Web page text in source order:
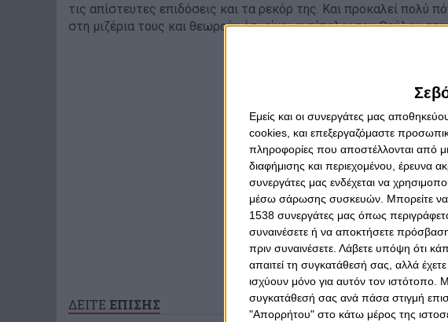
Εμείς και οι συνεργάτες μας
cookies, και επεξεργαζόμαστε
πληροφορίες που αποστέλλονται από
διαφήμισης και περιεχομένου, έρευνα
συνεργάτες μας ενδέχεται να
μέσω σάρωσης συσκευών. Μπορείτε να
1538 συνεργάτες μας όπως
συναινέσετε ή να αποκτήσετε
πριν συναινέσετε. Λάβετε υπόψη ότι
απαιτεί τη συγκατάθεσή σας, αλλά
ισχύουν μόνο για αυτόν τον ιστότοπο.
συγκατάθεσή σας ανά πάσα στιγμή
"Απορρήτου" στο κάτω μέρος της
τις απίστευτες επιδόσεις και τα ρεκόρ της. Και προκαλεί πολύ
στη μιζέρια τους και θεωρούν ότι είναι αντίπαλοι του Θρύλου
ΔΕΙΤΕ ΕΠΙΣΗΣ